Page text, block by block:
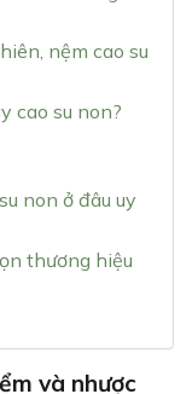
nệm cao su
cao su non?
non ở đâu uy
thương hiệu
và nhược